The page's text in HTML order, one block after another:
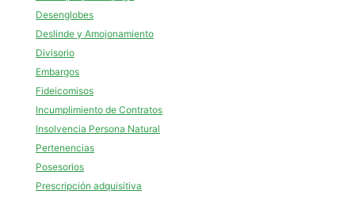
Desenglobes
Deslinde y Amojonamiento
Divisorio
Embargos
Fideicomisos
Incumplimiento de Contratos
Insolvencia Persona Natural
Pertenencias
Posesorios
Prescripción adquisitiva